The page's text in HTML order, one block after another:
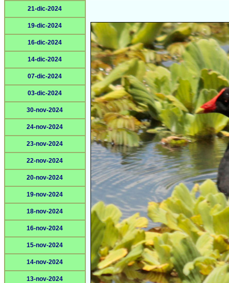
21-dic-2024
19-dic-2024
16-dic-2024
14-dic-2024
07-dic-2024
03-dic-2024
30-nov-2024
24-nov-2024
23-nov-2024
22-nov-2024
20-nov-2024
19-nov-2024
18-nov-2024
16-nov-2024
15-nov-2024
14-nov-2024
13-nov-2024